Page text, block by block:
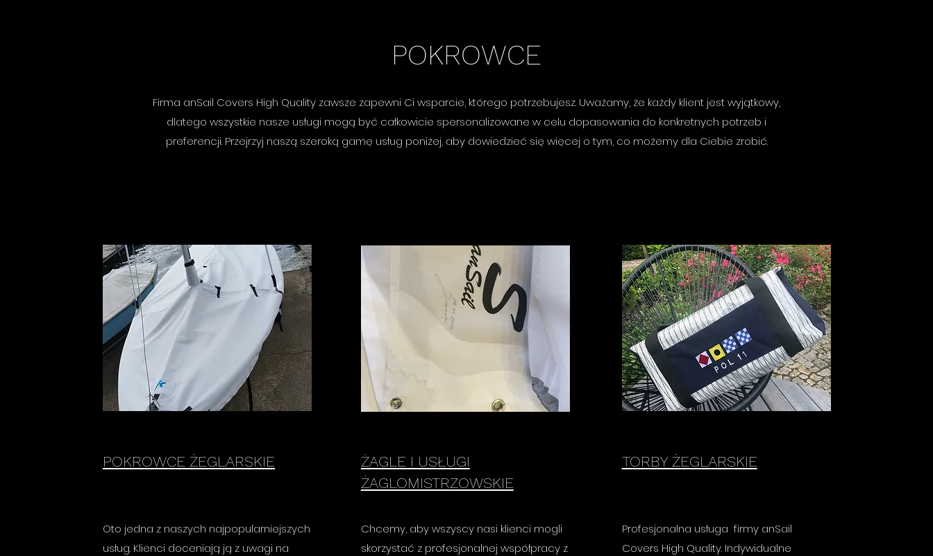
POKROWCE
Firma anSail Covers High Quality zawsze zapewni Ci wsparcie, którego potrzebujesz. Uważamy, że każdy klient jest wyjątkowy,
dlatego wszystkie nasze usługi mogą być całkowicie spersonalizowane w celu dopasowania do konkretnych potrzeb i
preferencji. Przejrzyj naszą szeroką gamę usług poniżej, aby dowiedzieć się więcej o tym, co możemy dla Ciebie zrobić.
POKROWCE ŻEGLARSKIE
Oto jedna z naszych najpopularniejszych
usług. Klienci doceniają ją z uwagi na
ŻAGLE I USŁUGI
ŻAGLOMISTRZOWSKIE
Chcemy, aby wszyscy nasi klienci mogli
skorzystać z profesjonalnej współpracy z
TORBY ŻEGLARSKIE
Profesjonalna usługa firmy anSail
Covers High Quality. Indywidualne